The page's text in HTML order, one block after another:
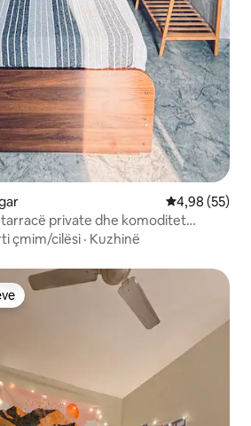
Vlerësimi
4,98 (55)
private dhe komoditet
çmim/cilësi · Kuzhinë
të klientëve